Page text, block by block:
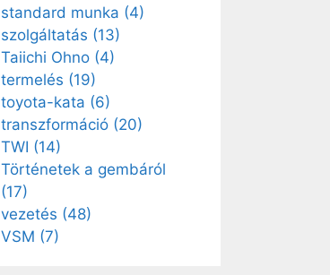
standard munka (4)
szolgáltatás (13)
Taiichi Ohno (4)
termelés (19)
toyota-kata (6)
transzformáció (20)
TWI (14)
Történetek a gembáról
(17)
vezetés (48)
VSM (7)